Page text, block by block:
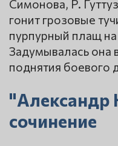
Симонова, Р.
гонит грозовые
пурпурный плащ на
Задумывалась она
поднятия боевого
"Александр
сочинение